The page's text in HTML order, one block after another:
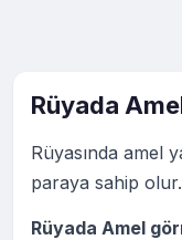
Rüyada
Rüyasında amel
paraya sahip olur.
Rüyada Amel